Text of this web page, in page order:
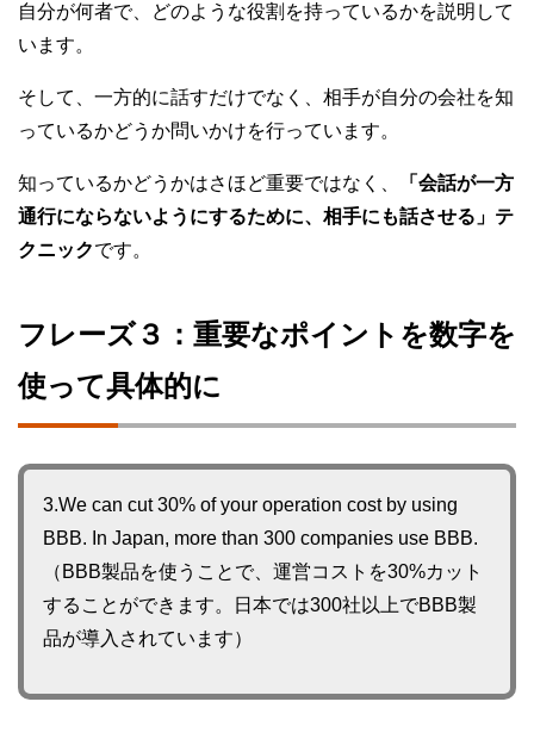
自分が何者で、どのような役割を持っているかを説明して
います。
そして、一方的に話すだけでなく、相手が自分の会社を知
っているかどうか問いかけを行っています。
知っているかどうかはさほど重要ではなく、
「会話が一方
通行にならないようにするために、相手にも話させる」テ
クニックです。
フレーズ３：重要なポイントを数字を
使って具体的に
3.We can cut 30% of your operation cost by using
BBB. In Japan, more than 300 companies use BBB.
（BBB製品を使うことで、運営コストを30%カット
することができます。日本では300社以上でBBB製
品が導入されています）